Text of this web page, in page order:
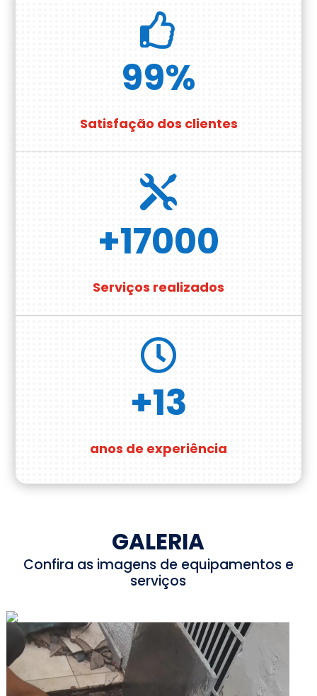

99%
Satisfação dos clientes

+17000
Serviços realizados

+13
anos de experiência
GALERIA
Confira as imagens de equipamentos e
serviços